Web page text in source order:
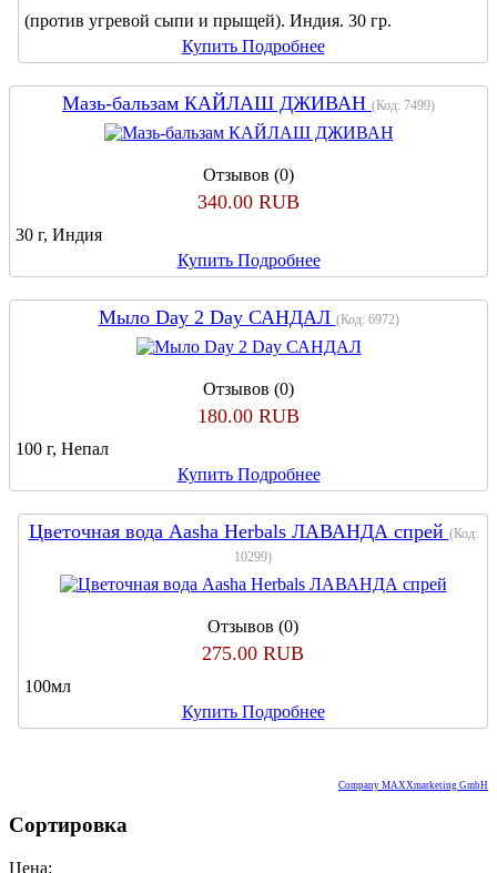
(против угревой сыпи и прыщей). Индия. 30 гр.
Купить Подробнее
Мазь-бальзам КАЙЛАШ ДЖИВАН (Код: 7499)
Отзывов (0)
340.00 RUB
30 г, Индия
Купить Подробнее
Мыло Day 2 Day САНДАЛ (Код: 6972)
Отзывов (0)
180.00 RUB
100 г, Непал
Купить Подробнее
Цветочная вода Aasha Herbals ЛАВАНДА спрей (Код:
10299)
Отзывов (0)
275.00 RUB
100мл
Купить Подробнее
Company MAXXmarketing GmbH
Сортировка
Цена: